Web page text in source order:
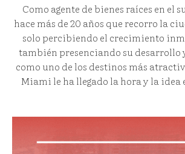
Como agente de bienes raíces en el
hace más de 20 años que recorro la
solo percibiendo el crecimiento
también presenciando su desarrollo
como uno de los destinos más
Miami le ha llegado la hora y la